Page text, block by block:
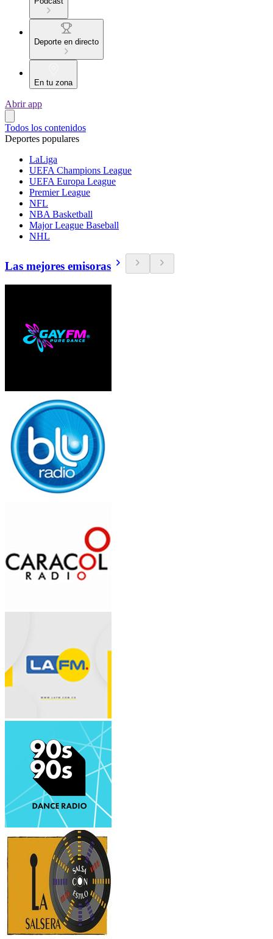
Deporte en directo
En tu zona
Abrir app
Todos los contenidos
Deportes populares
LaLiga
UEFA Champions League
UEFA Europa League
Premier League
NFL
NBA Basketball
Major League Baseball
NHL
Las mejores emisoras